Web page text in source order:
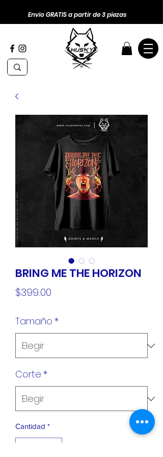
Envio GRATIS a partir de 3 piezas
BRING ME THE HORIZON
$399.00
Tamaño *
Corte *
Cantidad *